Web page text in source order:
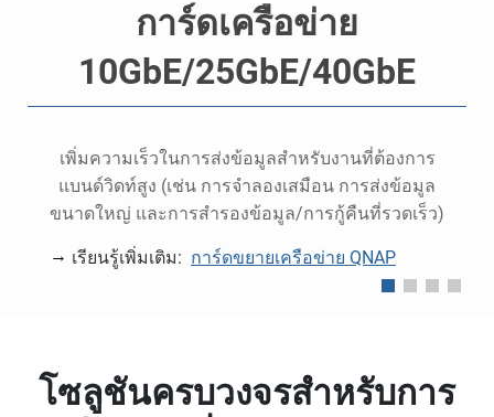
การ์ดเครือข่าย
10GbE/25GbE/40GbE
เพิ่มความเร็วในการส่งข้อมูลสำหรับงานที่ต้องการ
แบนด์วิดท์สูง (เช่น การจำลองเสมือน การส่งข้อมูล
ขนาดใหญ่ และการสำรองข้อมูล/การกู้คืนที่รวดเร็ว)
เรียนรู้เพิ่มเติม: การ์ดขยายเครือข่าย QNAP
โซลูชันครบวงจรสำหรับการ